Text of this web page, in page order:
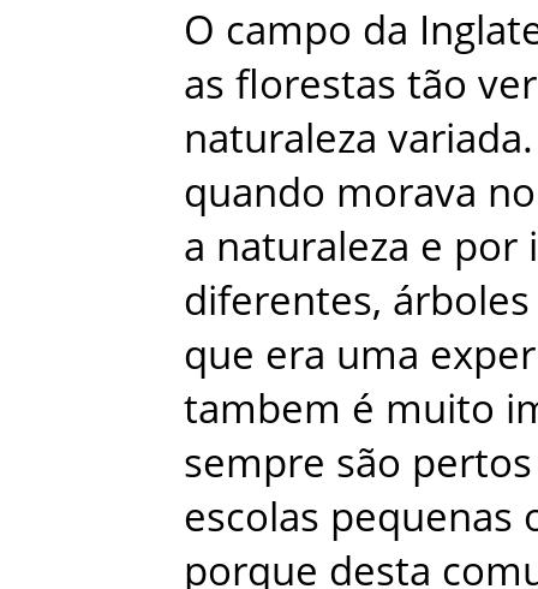
O campo da
as florestas tão
naturaleza variada.
quando morava no
a naturaleza e por
diferentes, árboles
que era uma
tambem é muito
sempre são pertos
escolas pequenas
porque desta